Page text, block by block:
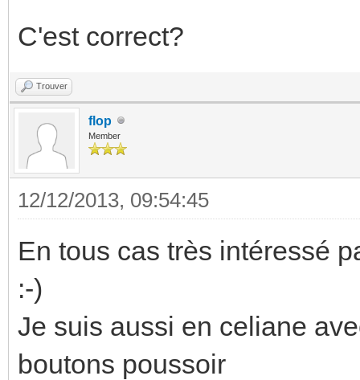
C'est correct?
Trouver
flop
Member
12/12/2013, 09:54:45
En tous cas très intéressé
:-)
Je suis aussi en celiane
boutons poussoir